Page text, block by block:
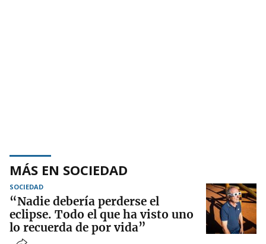
MÁS EN SOCIEDAD
SOCIEDAD
“Nadie debería perderse el
eclipse. Todo el que ha visto uno
lo recuerda de por vida”